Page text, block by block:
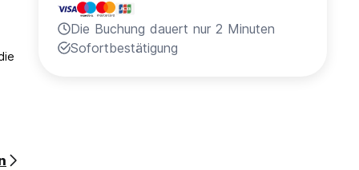
Die Buchung dauert nur 2 Minuten
Sofortbestätigung